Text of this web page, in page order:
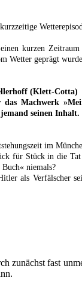
kurzen
Wetter geprägt
(Klett-Cotta)
das Machwerk
seinen Inhalt.
im
Stück in die Tat
niemals?
als Verfälscher
zunächst fast